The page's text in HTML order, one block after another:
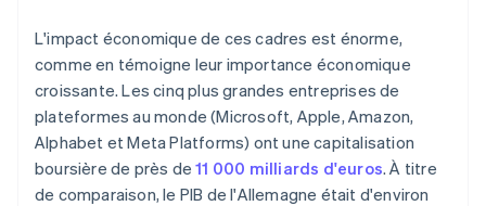
L'impact économique de ces cadres est énorme,
comme en témoigne leur importance économique
croissante. Les cinq plus grandes entreprises de
plateformes au monde (Microsoft, Apple, Amazon,
Alphabet et Meta Platforms) ont une capitalisation
boursière de près de11 000 milliards d'euros. À titre
de comparaison, le PIB de l'Allemagne était d'environ